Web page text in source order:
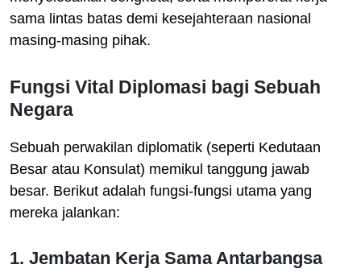
sama lintas batas demi kesejahteraan nasional
masing-masing pihak.
Fungsi Vital Diplomasi bagi Sebuah
Negara
Sebuah perwakilan diplomatik (seperti Kedutaan
Besar atau Konsulat) memikul tanggung jawab
besar. Berikut adalah fungsi-fungsi utama yang
mereka jalankan:
1. Jembatan Kerja Sama Antarbangsa